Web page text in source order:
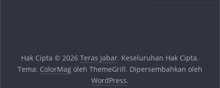
Hak Cipta © 2026 Teras Jabar. Keseluruhan Hak Cipta.
Tema: ColorMagoleh ThemeGrill. Dipersembahkan oleh
WordPress.